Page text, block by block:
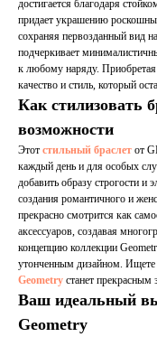
достигается благодаря
придает украшению
сохраняя первозданный вид
подчеркивает
к любому наряду. Приобретая
качество и стиль, который
Как стилизовать
возможности
Этот стильный браслет от
каждый день и для особых
добавить образу строгости и
создания романтичного и
прекрасно смотрится как
аксессуаров, создавая
концепцию коллекции
утонченным дизайном. Ищете
Geometry станет прекрасным
Ваш идеальный
Geometry